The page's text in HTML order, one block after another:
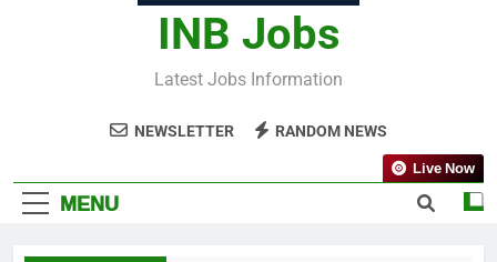
INB Jobs
Latest Jobs Information
NEWSLETTER RANDOM NEWS
MENU
Live Now